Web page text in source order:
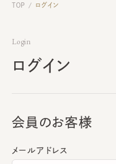
TOP / ログイン
Login
ログイン
会員のお客様
メールアドレス